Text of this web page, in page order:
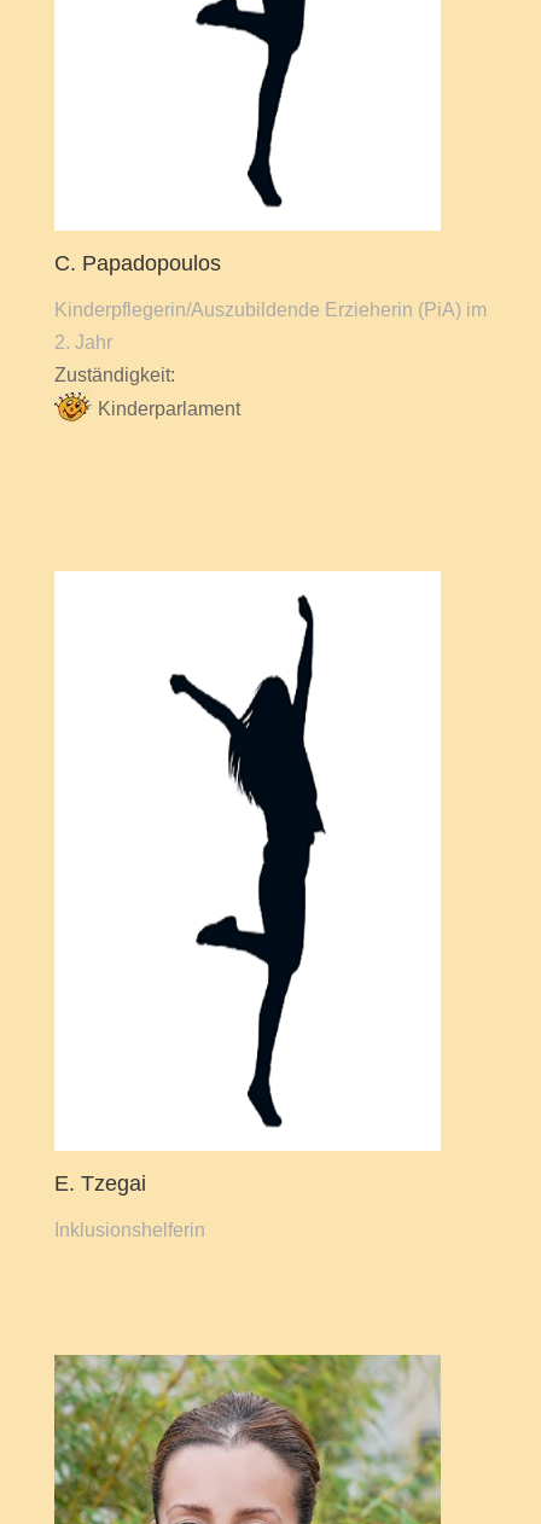
C. Papadopoulos
Kinderpflegerin/Auszubildende Erzieherin (PiA) im
2. Jahr
Zuständigkeit:
Kinderparlament
E. Tzegai
Inklusionshelferin